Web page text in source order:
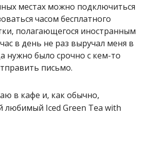
местах можно подключиться
часом бесплатного
полагающегося иностранным
в день не раз выручал меня в
нужно было срочно с кем-то
письмо.
в кафе и, как обычно,
любимый Iced Green Tea with